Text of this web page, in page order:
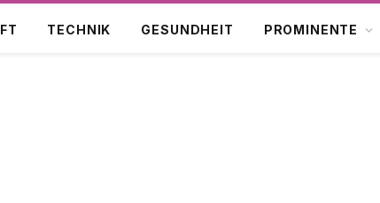
TECHNIK GESUNDHEIT PROMINENTE